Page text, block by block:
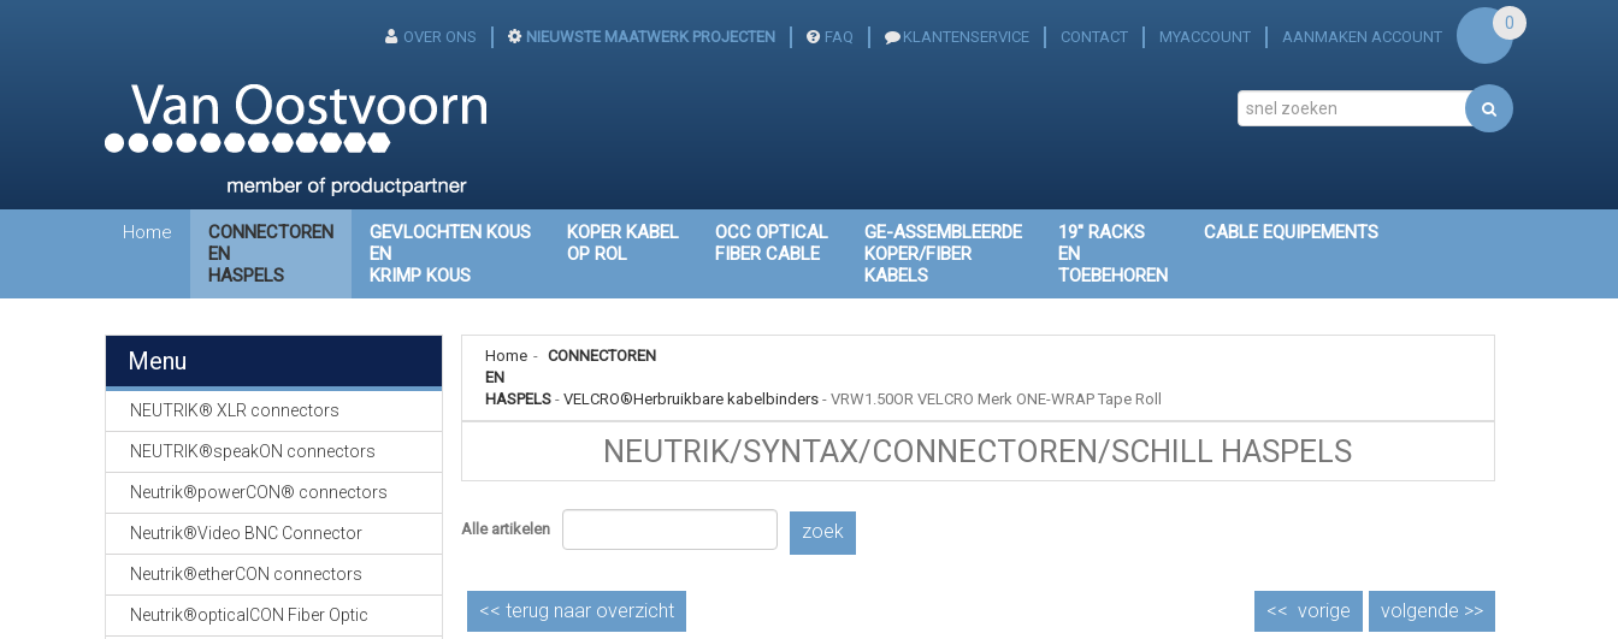
OVER ONS NIEUWSTE MAATWERK PROJECTEN FAQ KLANTENSERVICE CONTACT MYACCOUNT AANMAKEN ACCOUNT
0
Home
CONNECTOREN
EN
HASPELS
GEVLOCHTEN KOUS
EN
KRIMP KOUS
KOPER KABEL
OP ROL
OCC OPTICAL
FIBER CABLE
GE-ASSEMBLEERDE
KOPER/FIBER
KABELS
19" RACKS
EN
TOEBEHOREN
CABLE EQUIPEMENTS
Menu
NEUTRIK® XLR connectors
NEUTRIK®speakON connectors
Neutrik®powerCON® connectors
Neutrik®Video BNC Connector
Neutrik®etherCON connectors
Neutrik®opticalCON Fiber Optic
Home - CONNECTOREN
EN
HASPELS- VELCRO®Herbruikbare kabelbinders- VRW1.50OR VELCRO Merk ONE-WRAP Tape Roll
NEUTRIK/SYNTAX/CONNECTOREN/SCHILL HASPELS
Alle artikelen zoek
<< terug naar overzicht volgende >>
<< vorige